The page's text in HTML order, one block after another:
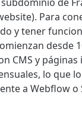
Para
y tener
desde
CMS y
lo que
a Webflow o